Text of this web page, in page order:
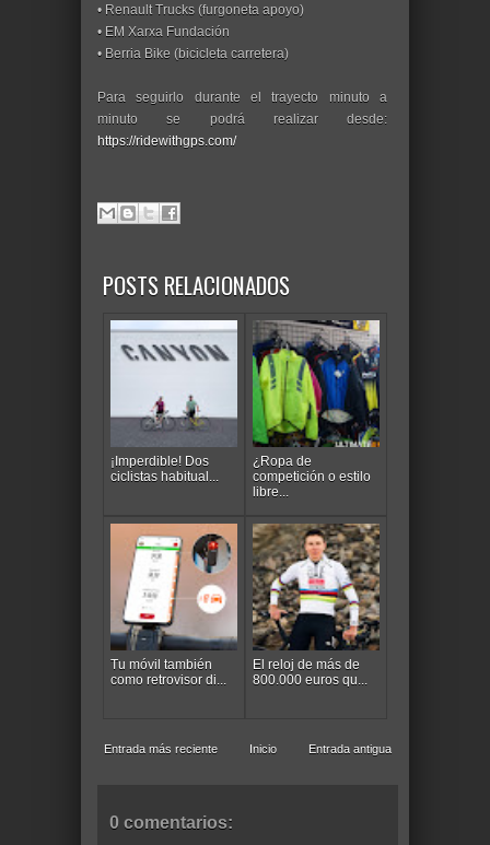
• Renault Trucks (furgoneta apoyo)
• EM Xarxa Fundación
• Berria Bike (bicicleta carretera)
Para seguirlo durante el trayecto minuto a
minuto se podrá realizar desde:
https://ridewithgps.com/
POSTS RELACIONADOS
¡Imperdible! Dos
ciclistas habitual...
¿Ropa de
competición o estilo
libre...
Tu móvil también
como retrovisor di...
El reloj de más de
800.000 euros qu...
Entrada más reciente Entrada antigua
Inicio
0 comentarios: